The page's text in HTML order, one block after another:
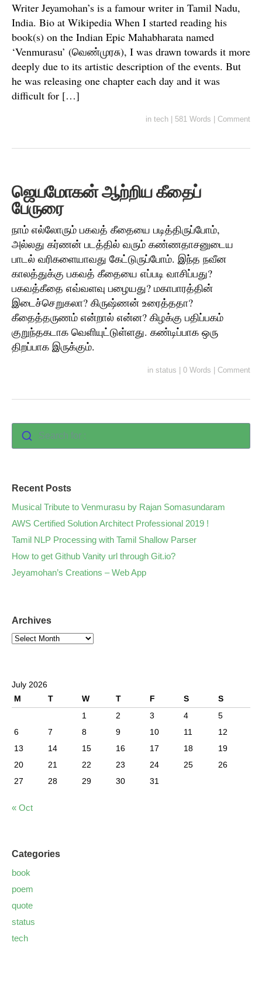
Writer Jeyamohan’s is a famour writer in Tamil Nadu,
India. Bio at Wikipedia When I started reading his
book(s) on the Indian Epic Mahabharata named
‘Venmurasu’ (வெண்முரசு), I was drawn towards it more
deeply due to its artistic description of the events. But
he was releasing one chapter each day and it was
difficult for […]
in tech 581 Words Comment
ஜெயமோகன் ஆற்றிய கீதைப்
பேருரை
நாம் எல்லோரும் பகவத் கீதையை படித்திருப்போம்,
அல்லது கர்ணன் படத்தில் வரும் கண்ணதாசனுடைய
பாடல் வரிகளையாவது கேட்டுருப்போம். இந்த நவீன
காலத்துக்கு பகவத் கீதையை எப்படி வாசிப்பது?
பகவத்கீதை எவ்வளவு பழையது? மகாபாரத்தின்
இடைச்செறுகலா? கிருஷ்ணன் உரைத்ததா?
கீதைத்தருணம் என்றால் என்ன? கிழக்கு பதிப்பகம்
குறுந்தகடாக வெளியுட்டுள்ளது. கண்டிப்பாக ஒரு
திறப்பாக இருக்கும்.
in status 0 Words Comment
Search for :
Recent Posts
Musical Tribute to Venmurasu by Rajan Somasundaram
AWS Certified Solution Architect Professional 2019 !
Tamil NLP Processing with Tamil Shallow Parser
How to get Github Vanity url through Git.io?
Jeyamohan’s Creations – Web App
Archives
July 2026
M
T W T F S
S
1
2 3 4
5
6
7 8 9 10 11
12
13
14 15 16 17 18
19
20
21 22 23 24 25
26
27
28 29 30 31
« Oct
Categories
book
poem
quote
status
tech